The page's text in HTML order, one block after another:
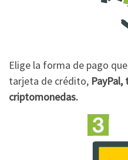
Elige la forma de pago
tarjeta de crédito,
criptomonedas.